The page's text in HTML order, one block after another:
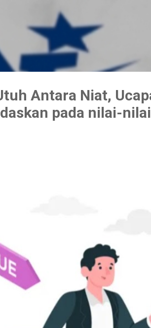
ke konten utama
Antara Niat,
pada nilai-nilai